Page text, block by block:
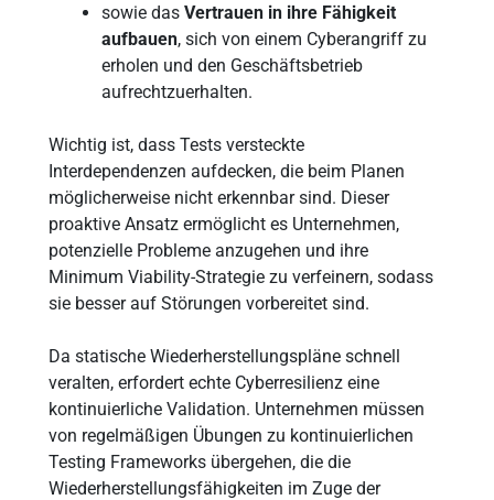
sowie das Vertrauen in ihre Fähigkeit
aufbauen, sich von einem Cyberangriff zu
erholen und den Geschäftsbetrieb
aufrechtzuerhalten.
Wichtig ist, dass Tests versteckte
Interdependenzen aufdecken, die beim Planen
möglicherweise nicht erkennbar sind. Dieser
proaktive Ansatz ermöglicht es Unternehmen,
potenzielle Probleme anzugehen und ihre
Minimum Viability-Strategie zu verfeinern, sodass
sie besser auf Störungen vorbereitet sind.
Da statische Wiederherstellungspläne schnell
veralten, erfordert echte Cyberresilienz eine
kontinuierliche Validation. Unternehmen müssen
von regelmäßigen Übungen zu kontinuierlichen
Testing Frameworks übergehen, die die
Wiederherstellungsfähigkeiten im Zuge der